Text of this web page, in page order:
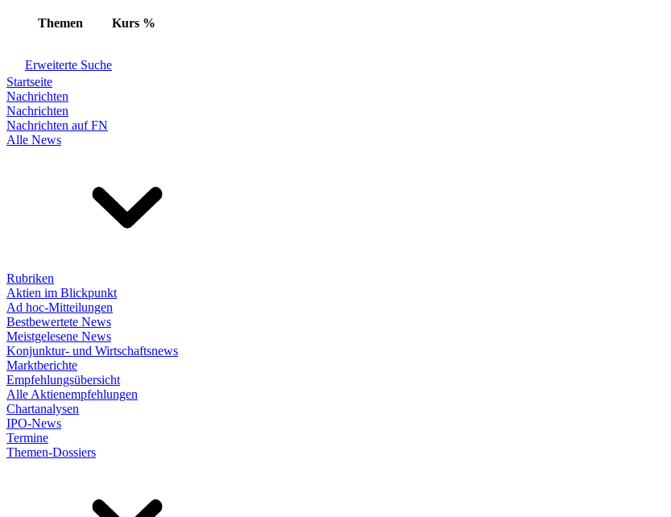
Themen Kurs %
Erweiterte Suche
Startseite
Nachrichten
Nachrichten
Nachrichten auf FN
Alle News
Rubriken
Aktien im Blickpunkt
Ad hoc-Mitteilungen
Bestbewertete News
Meistgelesene News
Konjunktur- und Wirtschaftsnews
Marktberichte
Empfehlungsübersicht
Alle Aktienempfehlungen
Chartanalysen
IPO-News
Termine
Themen-Dossiers